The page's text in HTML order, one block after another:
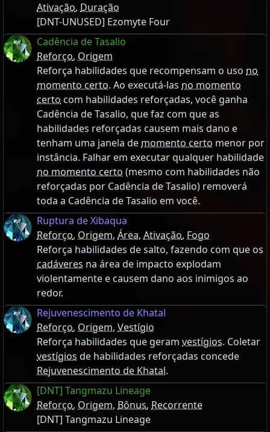
Ativação, Duração
[DNT-UNUSED] Ezomyte Four
Cadência de Tasalio
Reforço, Origem
Reforça habilidades que recompensam o uso no
momento certo. Ao executá-las no momento
certo com habilidades reforçadas, você ganha
Cadência de Tasalio, que faz com que as
habilidades reforçadas causem mais dano e
tenham uma janela de momento certo menor por
instância. Falhar em executar qualquer habilidade
no momento certo (mesmo com habilidades não
reforçadas por Cadência de Tasalio) removerá
toda a Cadência de Tasalio em você.
Ruptura de Xibaqua
Reforço, Origem, Área, Ativação, Fogo
Reforça habilidades de salto, fazendo com que os
cadáveres na área de impacto explodam
violentamente e causem dano aos inimigos ao
redor.
Rejuvenescimento de Khatal
Reforço, Origem, Vestígio
Reforça habilidades que geram vestígios. Coletar
vestígios de habilidades reforçadas concede
Rejuvenescimento de Khatal.
[DNT] Tangmazu Lineage
Reforço, Origem, Bônus, Recorrente
[DNT] Tangmazu Lineage